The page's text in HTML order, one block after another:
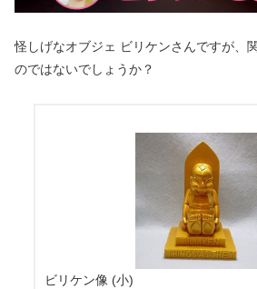
怪しげなオブジェ ビリケンさんですが、
のではないでしょうか？
ビリケン像 (小)